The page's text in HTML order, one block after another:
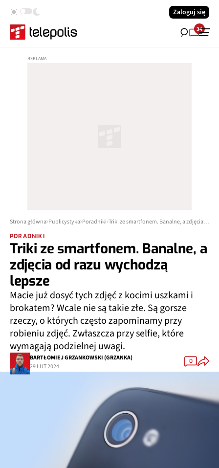
Zaloguj się
34
Strona główna Publicystyka Poradniki Triki ze smartfonem. Banalne, a zdjęcia od razu wychodzą lepsze
PORADNIKI
Triki ze smartfonem. Banalne, a
zdjęcia od razu wychodzą
lepsze
Macie już dosyć tych zdjęć z kocimi uszkami i
brokatem? Wcale nie są takie złe. Są gorsze
rzeczy, o których często zapominamy przy
robieniu zdjęć. Zwłaszcza przy selfie, które
wymagają podzielnej uwagi.
BARTŁOMIEJ GRZANKOWSKI (GRZANKA)
29 LUT 2024
0